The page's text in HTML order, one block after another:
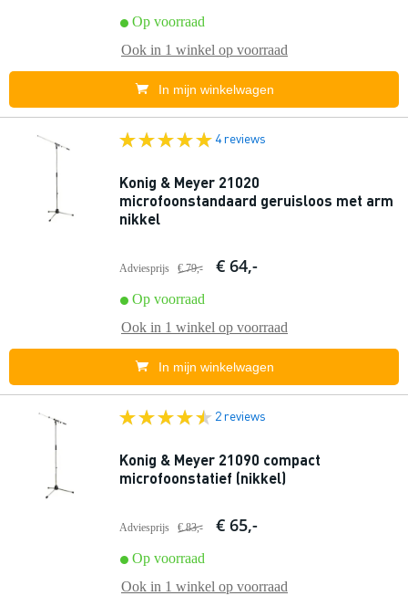
Op voorraad
Ook in 1 winkel op voorraad
In mijn winkelwagen
4 reviews
Konig & Meyer 21020
microfoonstandaard geruisloos met arm
nikkel
Adviesprijs € 79,- € 64,-
Op voorraad
Ook in 1 winkel op voorraad
In mijn winkelwagen
2 reviews
Konig & Meyer 21090 compact
microfoonstatief (nikkel)
Adviesprijs € 83,- € 65,-
Op voorraad
Ook in 1 winkel op voorraad